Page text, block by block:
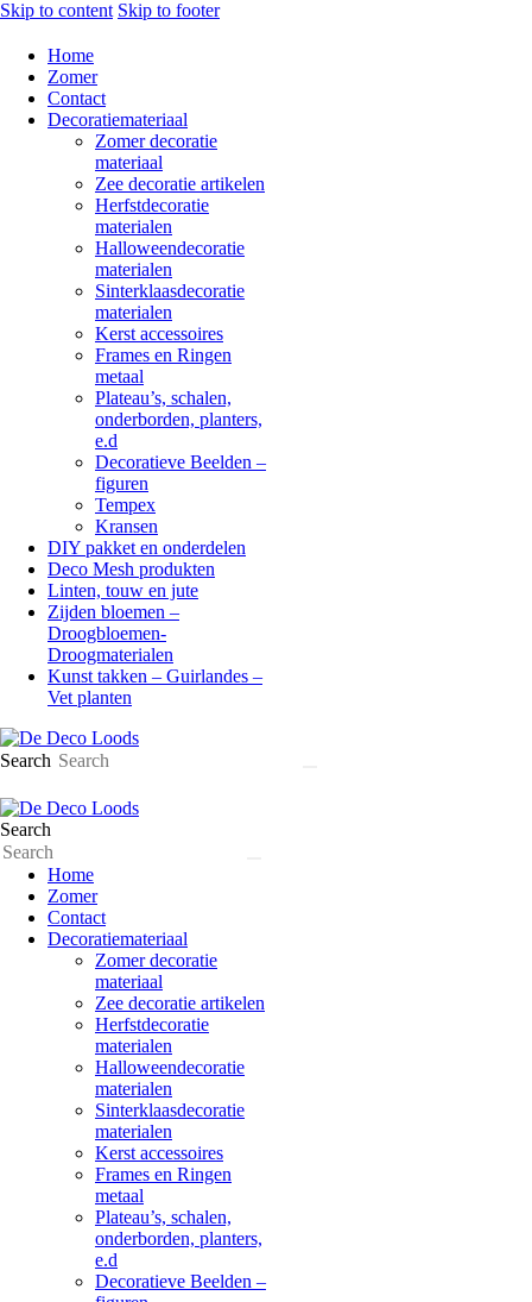
Skip to content Skip to footer
Home
Zomer
Contact
Decoratiemateriaal
Zomer decoratie
materiaal
Zee decoratie artikelen
Herfstdecoratie
materialen
Halloweendecoratie
materialen
Sinterklaasdecoratie
materialen
Kerst accessoires
Frames en Ringen
metaal
Plateau’s, schalen,
onderborden, planters,
e.d
Decoratieve Beelden –
figuren
Tempex
Kransen
DIY pakket en onderdelen
Deco Mesh produkten
Linten, touw en jute
Zijden bloemen –
Droogbloemen-
Droogmaterialen
Kunst takken – Guirlandes –
Vet planten
Search
Search
Home
Zomer
Contact
Decoratiemateriaal
Zomer decoratie
materiaal
Zee decoratie artikelen
Herfstdecoratie
materialen
Halloweendecoratie
materialen
Sinterklaasdecoratie
materialen
Kerst accessoires
Frames en Ringen
metaal
Plateau’s, schalen,
onderborden, planters,
e.d
Decoratieve Beelden –